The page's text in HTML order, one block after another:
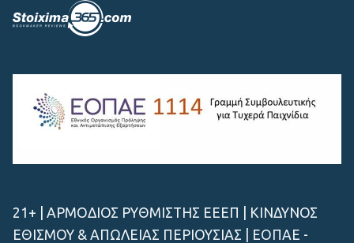
21+ | ΑΡΜΟΔΙΟΣ ΡΥΘΜΙΣΤΗΣ ΕΕΕΠ | ΚΙΝΔΥΝΟΣ
ΕΘΙΣΜΟΥ & ΑΠΩΛΕΙΑΣ ΠΕΡΙΟΥΣΙΑΣ | ΕΟΠΑΕ -